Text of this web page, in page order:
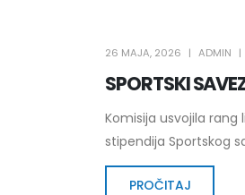
SPORTSKI
26 MAJA, 2026 ADMIN
Komisija usvojila
stipendija Sportskog
PROČITAJ